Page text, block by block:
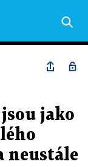
jako
neustále